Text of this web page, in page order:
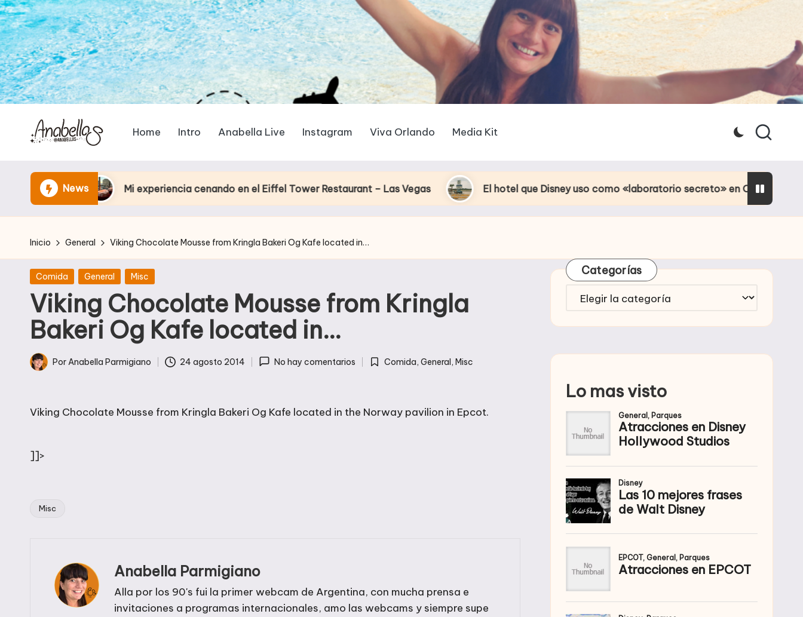
Home Intro Anabella Live Instagram Viva Orlando Media Kit
News
Mi experiencia cenando en el Eiffel Tower Restaurant – Las Vegas El hotel que Disney uso como «laboratorio secreto» en Orlando Culpa
Inicio General Viking Chocolate Mousse from Kringla Bakeri Og Kafe located in…
Publicada
Comida General Misc
Viking Chocolate Mousse from Kringla
Bakeri Og Kafe located in…
Publicado
Por Anabella Parmigiano 24 agosto 2014 No hay comentarios
Publicada
Comida, General, Misc
Viking Chocolate Mousse from Kringla Bakeri Og Kafe located in the Norway pavilion in Epcot.
]]>
Etiquetas:
Misc
Anabella Parmigiano
Alla por los 90's fui la primer webcam de Argentina, con mucha prensa e
invitaciones a programas internacionales, amo las webcams y siempre supe
Categorías
Categorías
Lo mas visto